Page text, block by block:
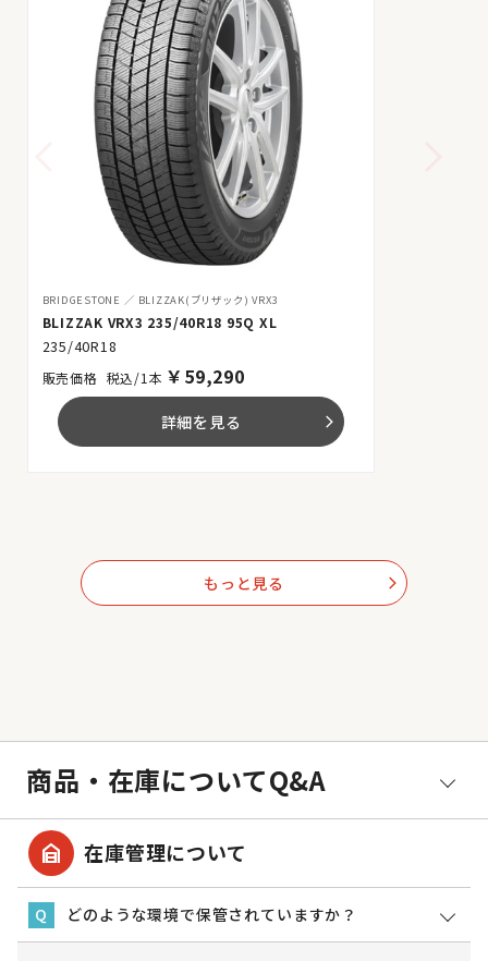
BRIDGESTONE BLIZZAK(ブリザック) VRX3
BLIZZAK VRX3 235/40R18 95Q XL
235/40R18
税込/1本 ￥ 59,290
詳細を見る arrow_forward_ios
もっと見る arrow_forward_ios
商品・在庫についてQ&A
garage_home 在庫管理について
Q どのような環境で保管されていますか？